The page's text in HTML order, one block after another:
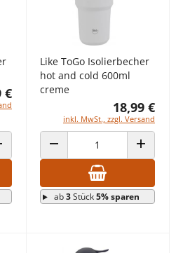
€
ERHÖHEN
Like ToGo Isolierbecher
hot and cold 600ml
creme
18,99 €
inkl. MwSt., zzgl. Versand
ANZAHL VERRINGERN ANZAHL
ab3Stück5% sparen